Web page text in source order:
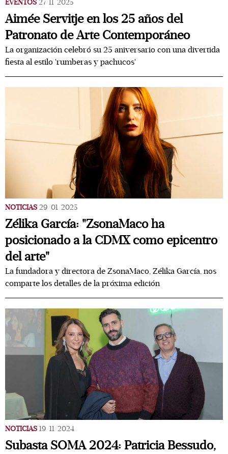
EVENTOS 27/11/2025
Aimée Servitje en los 25 años del
Patronato de Arte Contemporáneo
La organización celebró su 25 aniversario con una divertida
fiesta al estilo 'rumberas y pachucos'
NOTICIAS 29/01/2025
Zélika García: "ZsonaMaco ha
posicionado a la CDMX como epicentro
del arte"
La fundadora y directora de ZsonaMaco, Zélika García, nos
comparte los detalles de la próxima edición
NOTICIAS 19/11/2024
Subasta SOMA 2024: Patricia Bessudo,